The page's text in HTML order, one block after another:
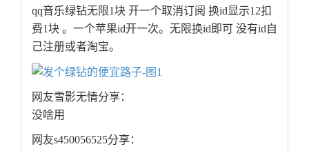
qq音乐绿钻无限1块 开一个取消订阅 换id显示12扣
费1块 。一个苹果id开一次。无限换id即可 没有id自
己注册或者淘宝。
网友雪影无情分享：
没啥用
网友s450056525分享：